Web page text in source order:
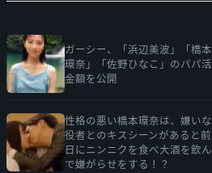
ガーシー、「浜辺美波」「橋本
環奈」「佐野ひなこ」のパパ活
金額を公開
性格の悪い橋本環奈は、嫌いな
役者とのキスシーンがあると前
日にニンニクを食べ大酒を飲ん
で嫌がらせをする！？